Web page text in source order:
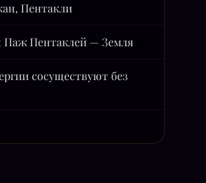
Пентакли
Паж Пентаклей — Земля
сосуществуют без